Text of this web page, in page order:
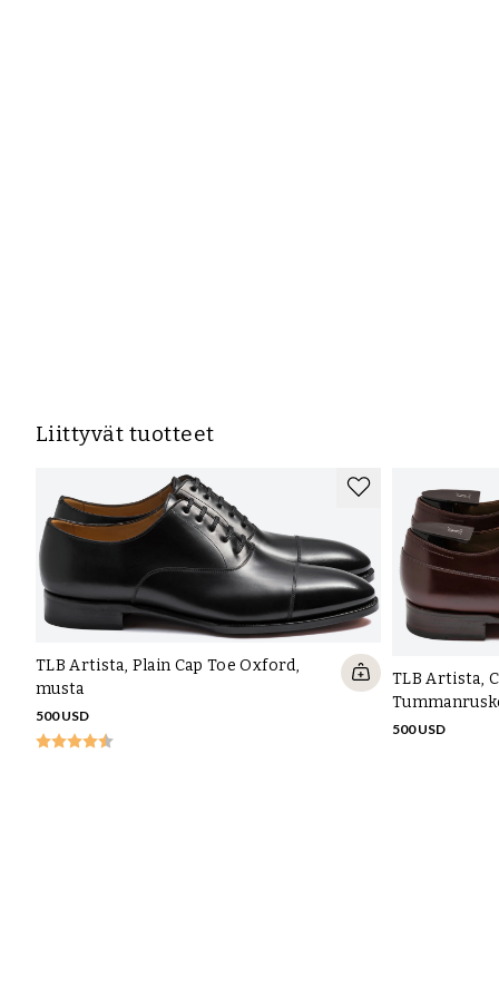
Liittyvät tuotteet
TLB Artista, Plain Cap Toe Oxford,
musta
500 USD
TLB Artista,
500 USD